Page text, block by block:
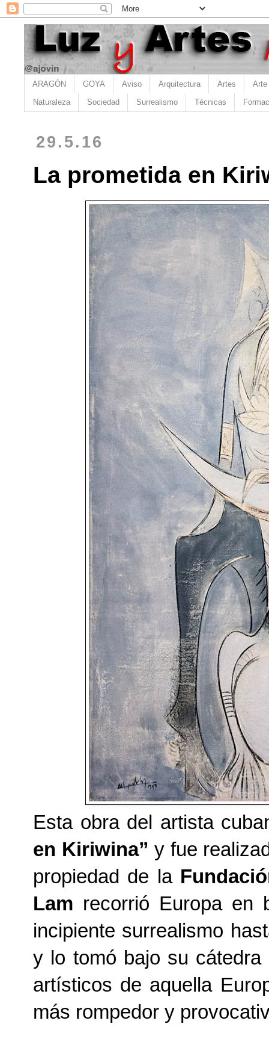
ARAGÓN GOYA Aviso Arquitectura Artes Arte
Naturaleza Sociedad Surrealismo Técnicas
29.5.16
La prometida en
Esta obra del artista
en Kiriwina” y fue
propiedad de la
Lam recorrió Europa en
incipiente surrealismo
y lo tomó bajo su
artísticos de aquella
más rompedor y